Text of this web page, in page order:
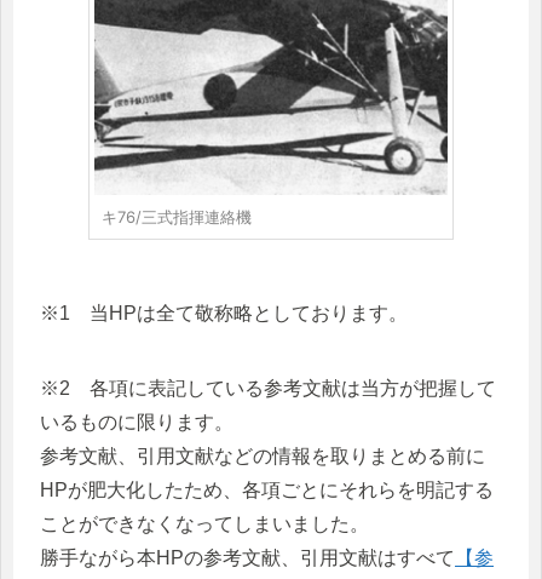
キ76/三式指揮連絡機
※1 当HPは全て敬称略としております。
※2 各項に表記している参考文献は当方が把握して
いるものに限ります。
参考文献、引用文献などの情報を取りまとめる前に
HPが肥大化したため、各項ごとにそれらを明記する
ことができなくなってしまいました。
勝手ながら本HPの参考文献、引用文献はすべて
【参